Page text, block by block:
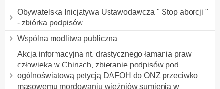
Obywatelska Inicjatywa Ustawodawcza " Stop aborcji "
- zbiórka podpisów
Wspólna modlitwa publiczna
Akcja informacyjna nt. drastycznego łamania praw
człowieka w Chinach, zbieranie podpisów pod
ogólnoświatową petycją DAFOH do ONZ przeciwko
masowemu mordowaniu więźniów sumienia w